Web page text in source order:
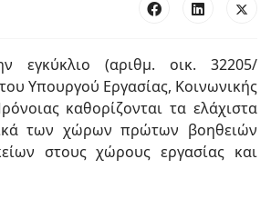
εγκύκλιο (αριθμ. οικ. 32205/
Υπουργού Εργασίας, Κοινωνικής
καθορίζονται τα ελάχιστα
των χώρων πρώτων βοηθειών
στους χώρους εργασίας και